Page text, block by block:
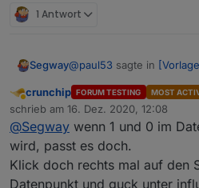
1 Antwort
Segway@paul53 sagte in
@Segwaysagte:
das Skript
Boolean" trotzdem
number !
Ja dann weiss ich es
problem liegt. Ich blicke
durch.
Fakt ist, ich habe das
Zu deiner Aussage
@ paul53sagte in
Abwesend
crunchip FORUM TESTING MOST
schrieb am 16. Dez. 2020, 12:08
zuletzt editiert von
@Segway wenn 1 und 0 im
wird, passt es doch.
Klick doch rechts mal auf den
Datenpunkt und guck unter